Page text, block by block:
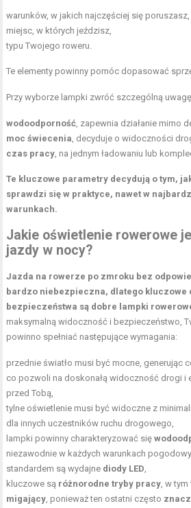
warunków, w jakich najczęściej się poruszasz,
miejsc, w których jeździsz,
typu Twojego roweru.
Te elementy powinny pomóc dopasować
Przy wyborze lampki zwróć szczególną
wodoodporność, zapewnia działanie mimo
moc świecenia, decyduje o widoczności
czas pracy, na jednym ładowaniu lub
Te kluczowe parametry decydują o tym,
sprawdzi się w praktyce, nawet w
warunkach.
Jakie oświetlenie rowerowe
jazdy w nocy?
Jazda na rowerze po zmroku bez
bardzo niebezpieczna, dlatego kluczowe
bezpieczeństwa są dobre lampki
maksymalną widoczność i bezpieczeństwo,
powinno spełniać następujące wymagania:
przednie światło musi być mocne, generując
co pozwoli na doskonałą widoczność drogi i
przed Tobą,
tylne oświetlenie musi być widoczne z
dla innych uczestników ruchu drogowego,
lampki powinny charakteryzować się
niezawodnie w każdych warunkach
standardem są wydajne diody LED,
kluczowe są różnorodne tryby pracy, w tym
migający, ponieważ ten ostatni często